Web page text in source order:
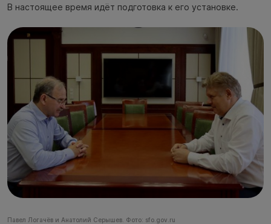
В настоящее время идёт подготовка к его установке.
Павел Логачёв и Анатолий Серышев. Фото: sfo.gov.ru